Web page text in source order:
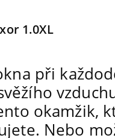
při
okamžik,
Nebo